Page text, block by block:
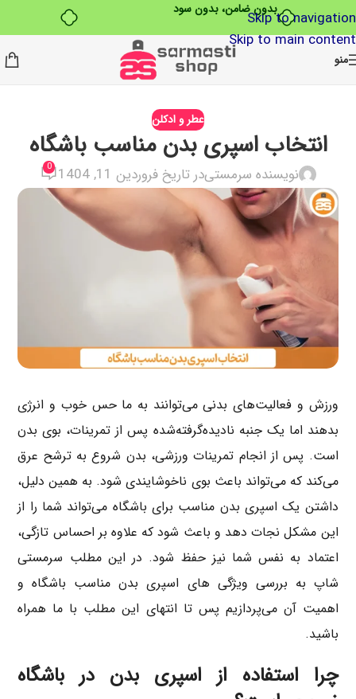
بدون ضامن، بدون سودSkip to navigation
Skip to main content
منو
عطر و ادکلن
انتخاب اسپری بدن مناسب باشگاه
نویسنده سرمستیدر تاریخ فروردین 11, 1404 0
ورزش و فعالیت‌های بدنی می‌توانند به ما حس خوب و انرژی
بدهند اما یک جنبه نادیده‌گرفته‌شده پس از تمرینات، بوی بدن
است. پس از انجام تمرینات ورزشی، بدن شروع به ترشح عرق
می‌کند که می‌تواند باعث بوی ناخوشایندی شود. به همین دلیل،
داشتن یک اسپری بدن مناسب برای باشگاه می‌تواند شما را از
این مشکل نجات دهد و باعث شود که علاوه بر احساس تازگی،
اعتماد به نفس شما نیز حفظ شود. در این مطلب سرمستی
شاپ به بررسی ویژگی های اسپری بدن مناسب باشگاه و
اهمیت آن می‌پردازیم پس تا انتهای این مطلب با ما همراه
باشید.
چرا استفاده از اسپری بدن در باشگاه